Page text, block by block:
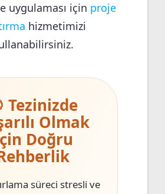
uygulaması için proje
hizmetimizi
Tezinizde
Olmak
Doğru
süreci stresli ve